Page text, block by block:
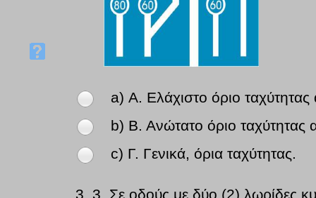
a) Α. Ελάχιστο όριο
b) Β. Ανώτατο όριο ταχύτητας
c) Γ. Γενικά, όρια ταχύτητας.